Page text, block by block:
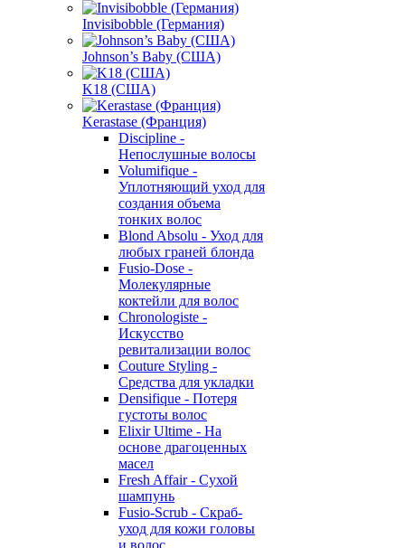
Invisibobble (Германия)
Johnson’s Baby (США)
K18 (США)
Kerastase (Франция)
Discipline -
Непослушные волосы
Volumifique -
Уплотняющий уход для
создания объема
тонких волос
Blond Absolu - Уход для
любых граней блонда
Fusio-Dose -
Молекулярные
коктейли для волос
Chronologiste -
Искусство
ревитализации волос
Couture Styling -
Средства для укладки
Densifique - Потеря
густоты волос
Elixir Ultime - На
основе драгоценных
масел
Fresh Affair - Сухой
шампунь
Fusio-Scrub - Скраб-
уход для кожи головы
и волос